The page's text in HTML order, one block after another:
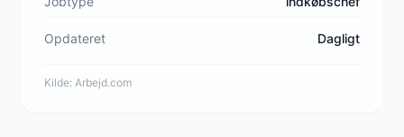
Opdateret Dagligt
Kilde: Arbejd.com